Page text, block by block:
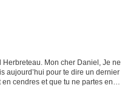
Mon cher Daniel, Je ne
aujourd’hui pour te dire un dernier
cendres et que tu ne partes en